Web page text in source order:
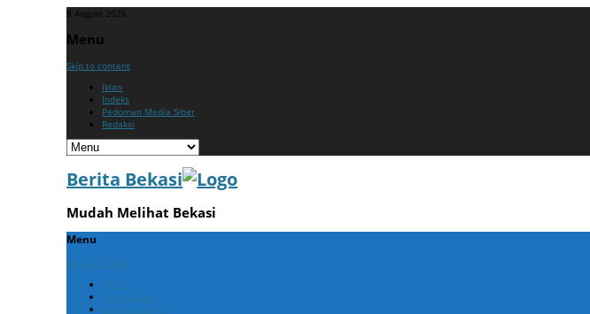
8 August 2026
Menu
Skip to content
Iklan
Indeks
Pedoman Media Siber
Redaksi
Berita Bekasi
Mudah Melihat Bekasi
Menu
Skip to content
Home
Berita Bekasi
Berita Cikarang